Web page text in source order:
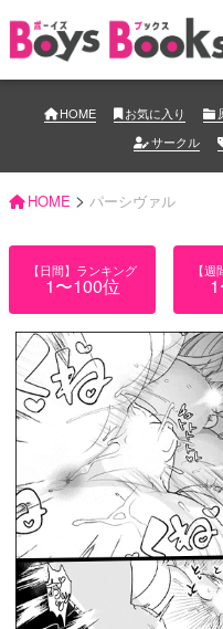
HOME お気に入り
サークル
HOME > パーシヴァル
【日間】ランキング
1〜100位
【